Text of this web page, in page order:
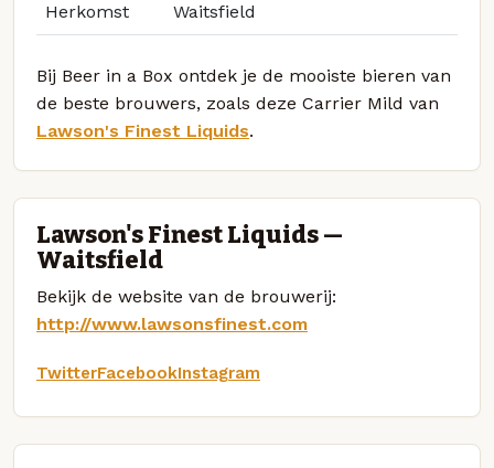
Herkomst Waitsfield
Bij Beer in a Box ontdek je de mooiste bieren van
de beste brouwers, zoals deze Carrier Mild van
Lawson's Finest Liquids.
Lawson's Finest Liquids —
Waitsfield
Bekijk de website van de brouwerij:
http://www.lawsonsfinest.com
TwitterFacebookInstagram